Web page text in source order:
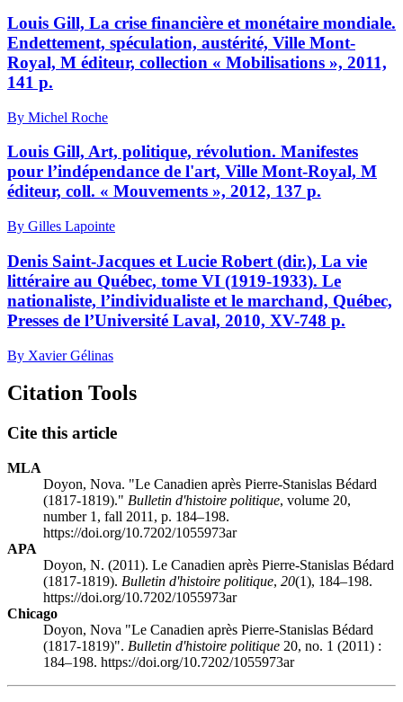
Louis Gill, La crise financière et monétaire mondiale.
Endettement, spéculation, austérité, Ville Mont-
Royal, M éditeur, collection « Mobilisations », 2011,
141 p.
By Michel Roche
Louis Gill, Art, politique, révolution. Manifestes
pour l’indépendance de l'art, Ville Mont-Royal, M
éditeur, coll. « Mouvements », 2012, 137 p.
By Gilles Lapointe
Denis Saint-Jacques et Lucie Robert (dir.), La vie
littéraire au Québec, tome VI (1919-1933). Le
nationaliste, l’individualiste et le marchand, Québec,
Presses de l’Université Laval, 2010, XV-748 p.
By Xavier Gélinas
Citation Tools
Cite this article
MLA
Doyon, Nova. "Le Canadien après Pierre-Stanislas Bédard
(1817-1819)." Bulletin d'histoire politique, volume 20,
number 1, fall 2011, p. 184–198.
https://doi.org/10.7202/1055973ar
APA
Doyon, N. (2011). Le Canadien après Pierre-Stanislas Bédard
(1817-1819). Bulletin d'histoire politique, 20(1), 184–198.
https://doi.org/10.7202/1055973ar
Chicago
Doyon, Nova "Le Canadien après Pierre-Stanislas Bédard
(1817-1819)". Bulletin d'histoire politique 20, no. 1 (2011) :
184–198. https://doi.org/10.7202/1055973ar